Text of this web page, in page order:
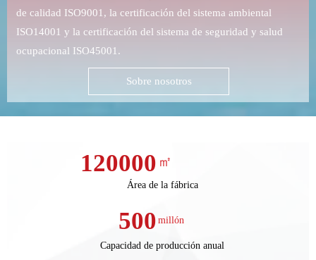
de calidad ISO9001, la certificación del sistema ambiental
ISO14001 y la certificación del sistema de seguridad y salud
ocupacional ISO45001.
Sobre nosotros
120000 ㎡
Área de la fábrica
500 millón
Capacidad de producción anual